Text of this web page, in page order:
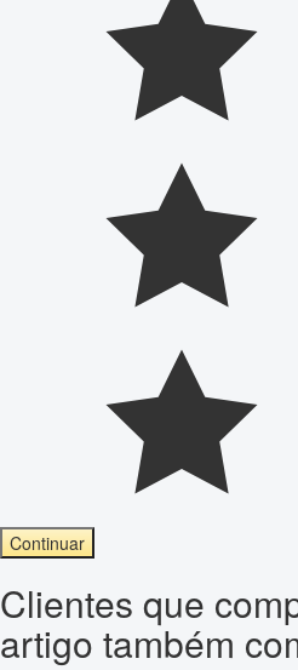
Continuar
Clientes que
artigo também